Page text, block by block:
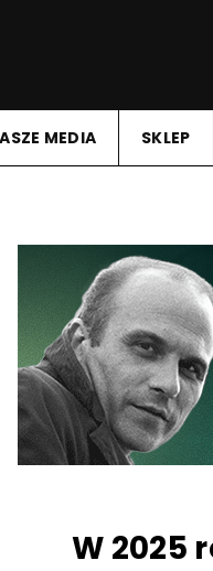
MEDIA SKLEP
W 2025